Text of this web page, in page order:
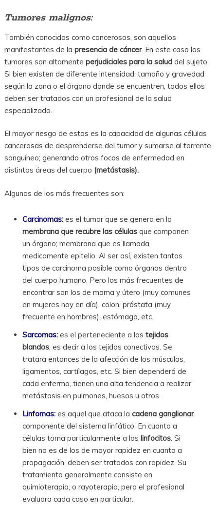
Tumores malignos:
También conocidos como cancerosos, son aquellos
manifestantes de la presencia de cáncer. En este caso los
tumores son altamente perjudiciales para la saluddel sujeto.
Si bien existen de diferente intensidad, tamaño y gravedad
según la zona o el órgano donde se encuentren, todos ellos
deben ser tratados con un profesional de la salud
especializado.
El mayor riesgo de estos es la capacidad de algunas células
cancerosas de desprenderse del tumor y sumarse al torrente
sanguíneo; generando otros focos de enfermedad en
distintas áreas del cuerpo (metástasis).
Algunos de los más frecuentes son:
Carcinomas: es el tumor que se genera en la
membrana que recubre las células que componen
un órgano; membrana que es llamada
medicamente epitelio. Al ser así, existen tantos
tipos de carcinoma posible como órganos dentro
del cuerpo humano. Pero los más frecuentes de
encontrar son los de mama y útero (muy comunes
en mujeres hoy en día), colon, próstata (muy
frecuente en hombres), estómago, etc.
Sarcomas: es el perteneciente a lostejidos
blandos, es decir a los tejidos conectivos. Se
tratara entonces de la afección de los músculos,
ligamentos, cartílagos, etc. Si bien dependerá de
cada enfermo, tienen una alta tendencia a realizar
metástasis en pulmones, huesos u otros.
Linfomas: es aquel que ataca la cadena ganglionar
componente del sistema linfático. En cuanto a
células toma particularmente a loslinfocitos. Si
bien no es de los de mayor rapidez en cuanto a
propagación, deben ser tratados con rapidez. Su
tratamiento generalmente consiste en
quimioterapia, o rayoterapia, pero el profesional
evaluara cada caso en particular.